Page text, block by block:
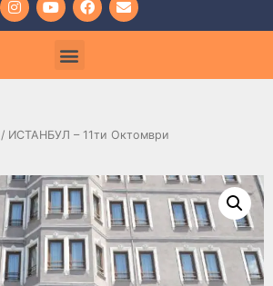
/ ИСТАНБУЛ – 11ти Октомври